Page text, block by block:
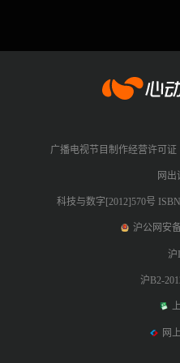
广播电视节目制作经营许可证
网出
科技与数字[2012]570号
沪公网安
沪
沪B2-
网
心动网络